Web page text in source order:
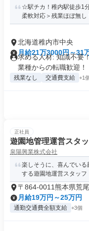
☆駅チカ！稚内駅徒歩1
柔軟対応＞残業ほぼ無し
北海道稚内市中央
月給21万3000円～31
求める人材: 知識不要
業種からの転職歓迎！
残業なし 交通費支給 +1
正社員
遊園地管理運営スタ
泉陽興業株式会社
楽しそうに、喜んでい
する遊園地運営スタッフ
〒864-0011熊本県荒
月給19万円～25万円
通勤交通費全額支給 +3個